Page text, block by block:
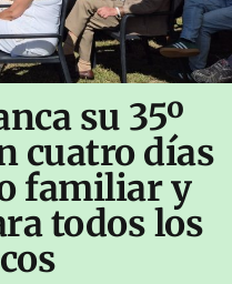
su 35º
cuatro días
familiar y
todos los